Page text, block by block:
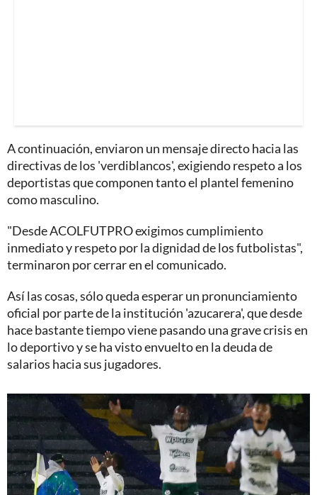
A continuación, enviaron un mensaje directo hacia las
directivas de los 'verdiblancos', exigiendo respeto a los
deportistas que componen tanto el plantel femenino
como masculino.
"Desde ACOLFUTPRO exigimos cumplimiento
inmediato y respeto por la dignidad de los futbolistas",
terminaron por cerrar en el comunicado.
Así las cosas, sólo queda esperar un pronunciamiento
oficial por parte de la institución 'azucarera', que desde
hace bastante tiempo viene pasando una grave crisis en
lo deportivo y se ha visto envuelto en la deuda de
salarios hacia sus jugadores.